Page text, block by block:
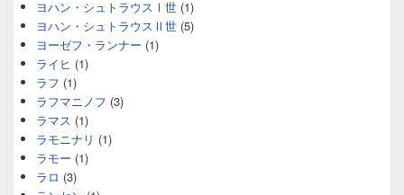
ヨハン・シュトラウスⅠ世 (1)
ヨハン・シュトラウスⅡ世 (5)
ヨーゼフ・ランナー (1)
ライヒ (1)
ラフ (1)
ラフマニノフ (3)
ラマス (1)
ラモニナリ (1)
ラモー (1)
ラロ (3)